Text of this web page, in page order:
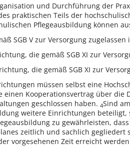
und Durchführung der
praktischen Teils der
Pflegeausbildung können
SGB V zur Versorgung zugelassen
die gemäß SGB XI zur
die gemäß SGB XI zur
müssen selbst eine
einen Kooperationsvertrag über
geschlossen haben.4Sind
weitere Einrichtungen
zu gewährleisten,
zeitlich und sachlich
vorgesehenen Zeit erreicht